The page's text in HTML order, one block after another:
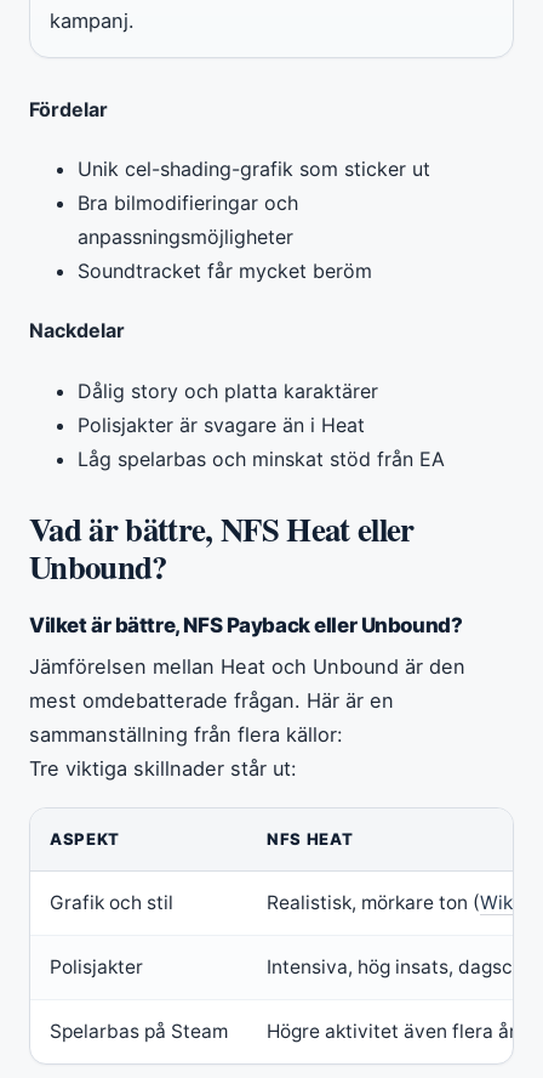
kampanj.
Fördelar
Unik cel-shading-grafik som sticker ut
Bra bilmodifieringar och
anpassningsmöjligheter
Soundtracket får mycket beröm
Nackdelar
Dålig story och platta karaktärer
Polisjakter är svagare än i Heat
Låg spelarbas och minskat stöd från EA
Vad är bättre, NFS Heat eller
Unbound?
Vilket är bättre, NFS Payback eller Unbound?
Jämförelsen mellan Heat och Unbound är den
mest omdebatterade frågan. Här är en
sammanställning från flera källor:
Tre viktiga skillnader står ut:
ASPEKT NFS HEAT
Grafik och stil Realistisk, mörkare ton (
Polisjakter Intensiva, hög insats,
Spelarbas på Steam Högre aktivitet även flera år